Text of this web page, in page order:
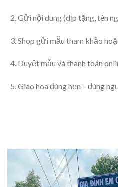
Gửi nội dung (dịp tặng, tên
Shop gửi mẫu tham khảo
Duyệt mẫu và thanh toán
Giao hoa đúng hẹn – đúng